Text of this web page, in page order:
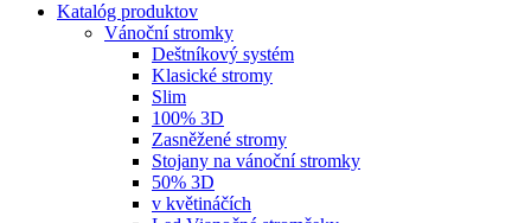
Katalóg produktov
Vánoční stromky
Deštníkový systém
Klasické stromy
Slim
100% 3D
Zasněžené stromy
Stojany na vánoční stromky
50% 3D
v květináčích